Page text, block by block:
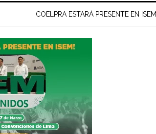
COELPRA ESTARÁ PRESENTE EN ISEM